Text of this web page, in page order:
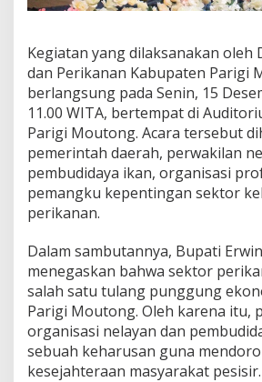
Kegiatan yang dilaksanakan oleh
dan Perikanan Kabupaten Parigi
berlangsung pada Senin, 15
11.00 WITA, bertempat di
Parigi Moutong. Acara tersebut
pemerintah daerah, perwakilan
pembudidaya ikan, organisasi
pemangku kepentingan sektor
perikanan.
Dalam sambutannya, Bupati
menegaskan bahwa sektor
salah satu tulang punggung
Parigi Moutong. Oleh karena itu,
organisasi nelayan dan
sebuah keharusan guna
kesejahteraan masyarakat pesisir.